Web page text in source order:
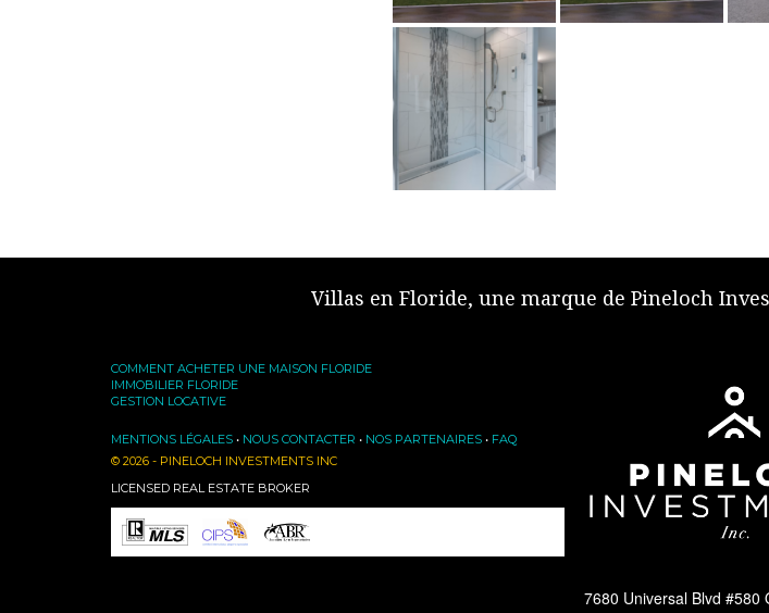
Villas en Floride, une marque de Pineloch
COMMENT ACHETER UNE MAISON FLORIDE
IMMOBILIER FLORIDE
GESTION LOCATIVE
MENTIONS LÉGALES • NOUS CONTACTER • NOS PARTENAIRES • FAQ
© 2026 - PINELOCH INVESTMENTS INC
LICENSED REAL ESTATE BROKER
7680 Universal Blvd #580